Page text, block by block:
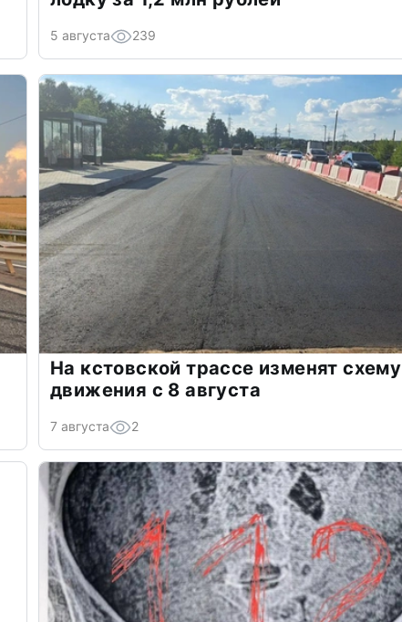
5 августа 239
На кстовской трассе изменят схему
движения с 8 августа
7 августа 2